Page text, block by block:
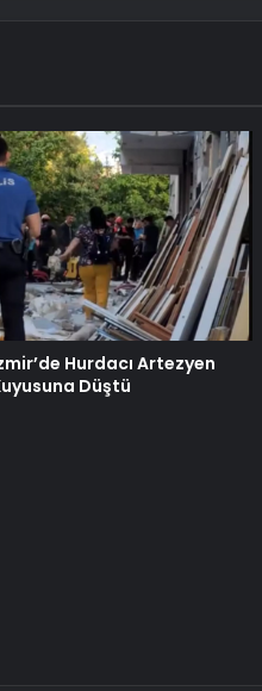
Hurdacı Artezyen
Düştü